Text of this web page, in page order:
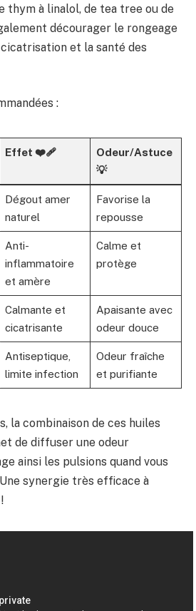
thym à linalol, de tea tree ou de
décourager le rongeage
et la santé des
:
Effet ❤️‍🩹
Odeur/Astuce
💡
Dégout amer
naturel
Favorise la
repousse
Anti-
inflammatoire
et amère
Calme et
protège
Calmante et
cicatrisante
Apaisante avec
odeur douce
Antiseptique,
limite infection
Odeur fraîche
et purifiante
la combinaison de ces huiles
de diffuser une odeur
ainsi les pulsions quand vous
synergie très efficace à